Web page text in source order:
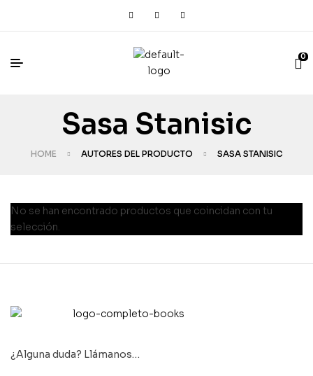
0
Sasa Stanisic
HOME AUTORES DEL PRODUCTO SASA STANISIC
No se han encontrado productos que coincidan con tu
selección.
¿Alguna duda? Llámanos…